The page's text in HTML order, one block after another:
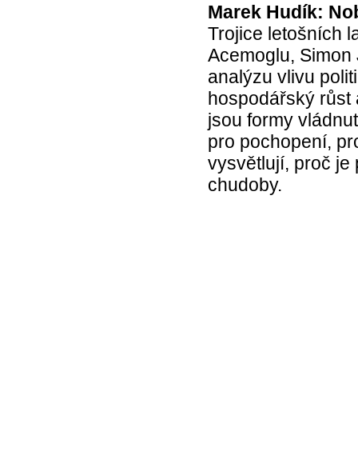
Marek Hudík:
Trojice letošních
Acemoglu,
analýzu vlivu
hospodářský růst
jsou formy
pro pochopení,
vysvětlují, proč je
chudoby.